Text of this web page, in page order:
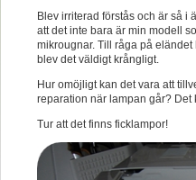
Blev irriterad förstås och är så i
att det inte bara är min modell
mikrougnar. Till råga på
blev det väldigt krångligt.
Hur omöjligt kan det vara att
reparation när lampan går? Det
Tur att det finns ficklampor!